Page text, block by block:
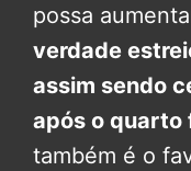
possa
verdade
assim sendo
após o quarto
também é o